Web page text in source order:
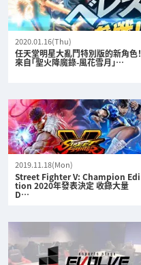
2020.01.16(Thu)
任天堂明星大亂鬥特別版的新角色！
來自「聖火降魔錄-風花雪月」…
2019.11.18(Mon)
Street Fighter V: Champion Edi
tion 2020年發表決定 收錄大量
D…